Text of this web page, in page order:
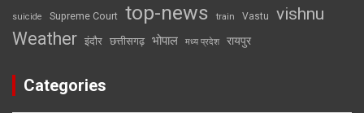
suicide Supreme Court top-news train Vastu vishnu
Weather इंदौर छत्तीसगढ़ भोपाल मध्य प्रदेश रायपुर
Categories